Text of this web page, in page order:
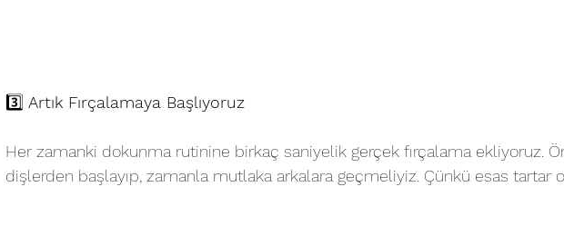
3️⃣ Artık Fırçalamaya Başlıyoruz
Her zamanki dokunma rutinine birkaç saniyelik gerçek fırçalama ekliyoruz.
dişlerden başlayıp, zamanla mutlaka arkalara geçmeliyiz. Çünkü esas tartar